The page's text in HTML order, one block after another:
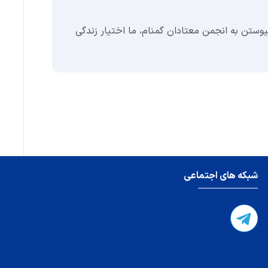
به انجمن معتادان گمنام، ما اختیار زندگی
شبکه های اجتماعی